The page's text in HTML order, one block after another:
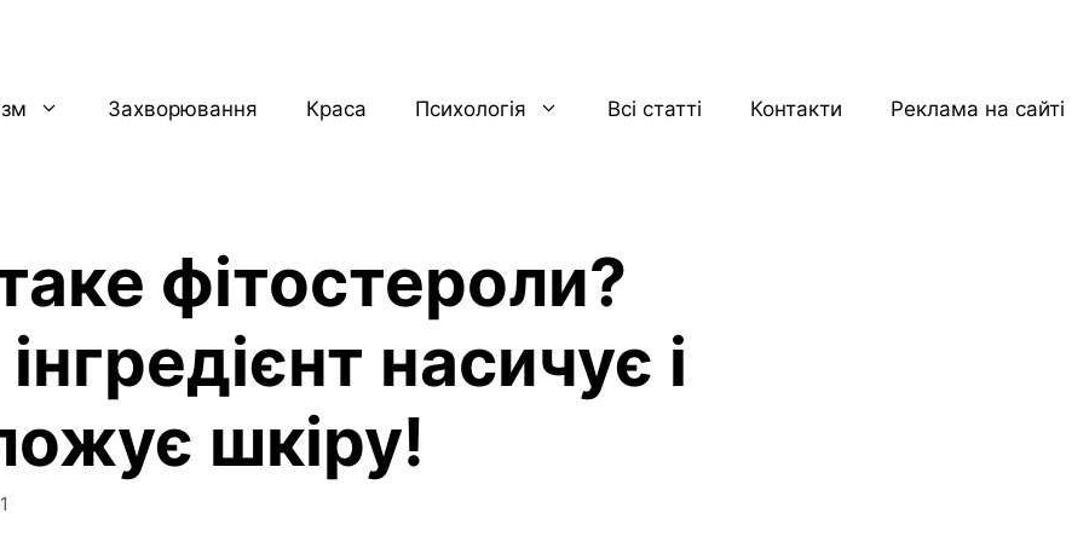
Захворювання Краса Психологія Всі статті Контакти Реклама на сайті
фітостероли?
насичує і
шкіру!